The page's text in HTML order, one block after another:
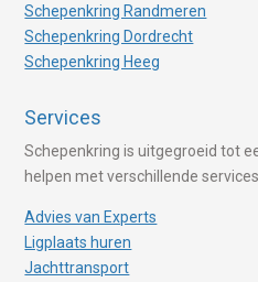
Schepenkring Randmeren
Schepenkring Dordrecht
Schepenkring Heeg
Services
Schepenkring is uitgegroeid tot
helpen met verschillende
Advies van Experts
Ligplaats huren
Jachttransport